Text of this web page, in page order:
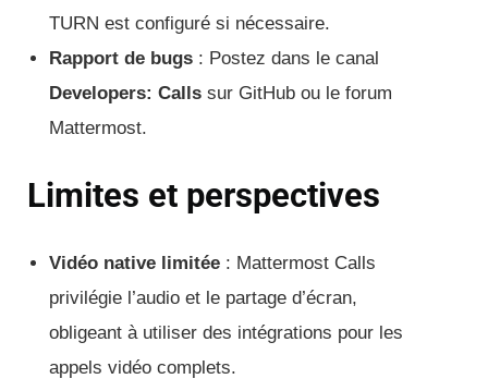
TURN est configuré si nécessaire.
Rapport de bugs : Postez dans le canal
Developers: Calls sur GitHub ou le forum
Mattermost.
Limites et perspectives
Vidéo native limitée : Mattermost Calls
privilégie l’audio et le partage d’écran,
obligeant à utiliser des intégrations pour les
appels vidéo complets.